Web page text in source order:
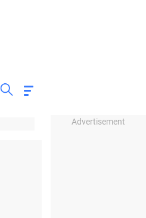
Advertisement